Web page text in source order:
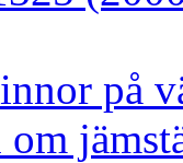
på